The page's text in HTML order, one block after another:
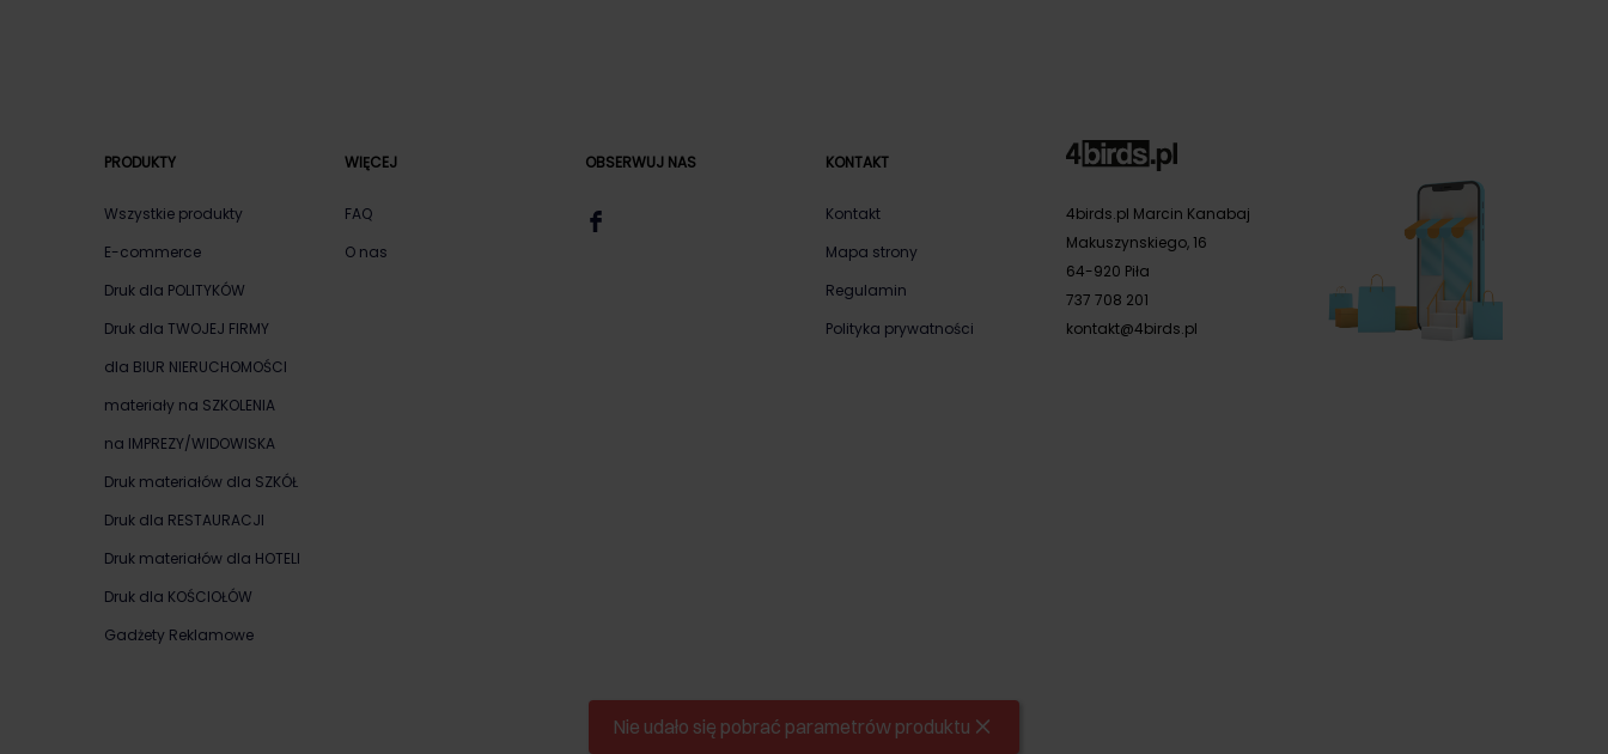
Nie udało się pobrać parametrów produktu
PRODUKTY
Wszystkie produkty
E-commerce
Druk dla POLITYKÓW
Druk dla TWOJEJ FIRMY
dla BIUR NIERUCHOMOŚCI
materiały na SZKOLENIA
na IMPREZY/WIDOWISKA
Druk materiałów dla SZKÓŁ
Druk dla RESTAURACJI
Druk materiałów dla HOTELI
Druk dla KOŚCIOŁÓW
Gadżety Reklamowe
WIĘCEJ
FAQ
O nas
OBSERWUJ NAS KONTAKT
Kontakt
Mapa strony
Regulamin
Polityka prywatności
4birds.pl Marcin Kanabaj
Makuszynskiego, 16
64-920 Piła
737 708 201
kontakt@4birds.pl